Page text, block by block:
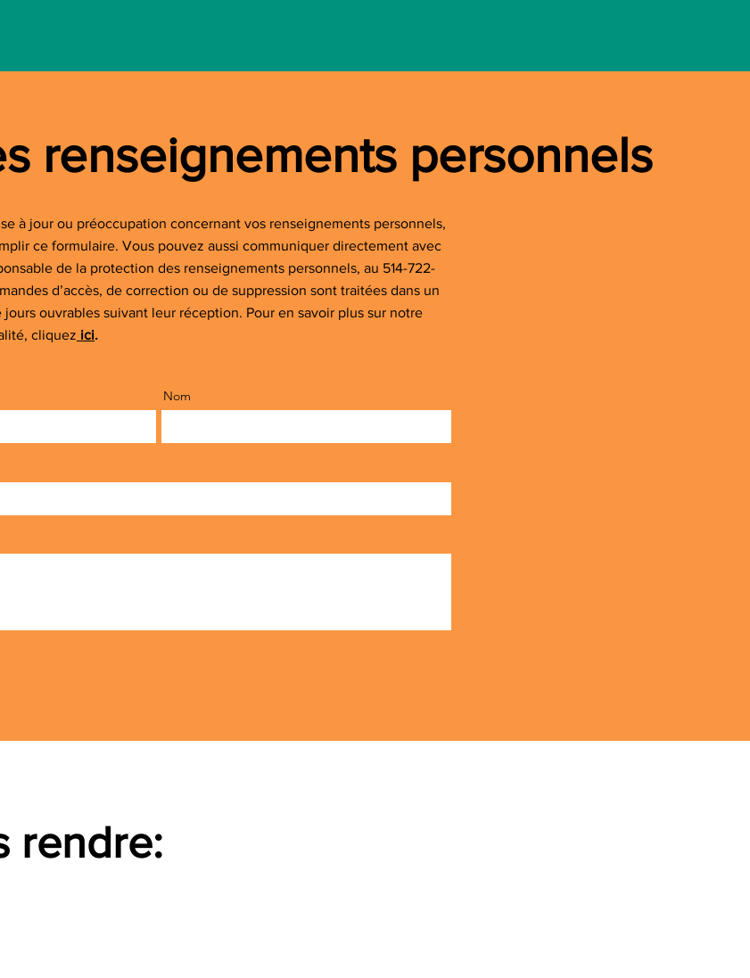
renseignements personnels
à jour ou préoccupation concernant vos renseignements personnels,
ce formulaire. Vous pouvez aussi communiquer directement avec
de la protection des renseignements personnels, au 514-722-
d’accès, de correction ou de suppression sont traitées dans un
ouvrables suivant leur réception. Pour en savoir plus sur notre
cliquez ici.
Nom
rendre: